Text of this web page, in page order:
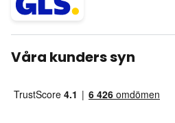
Våra kunders syn